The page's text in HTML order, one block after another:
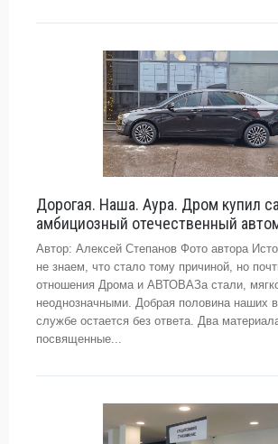
Дорогая. Наша. Аура. Дром купил
амбициозный отечественный
Автор: Алексей Степанов Фото автора
не знаем, что стало тому причиной, но
отношения Дрома и АВТОВАЗа стали,
неоднозначными. Добрая половина наших
службе остается без ответа. Два
посвященные...